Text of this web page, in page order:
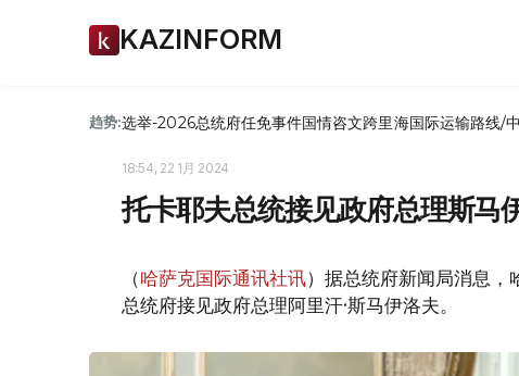
KAZINFORM
趋势:选举-2026总统府任免事件国情咨文跨里海国际运输路线/
18:54, 22 1月 2024
托卡耶夫总统接见政府总理斯马
（哈萨克国际通讯社讯）据总统府新闻局消息，
总统府接见政府总理阿里汗·斯马伊洛夫。